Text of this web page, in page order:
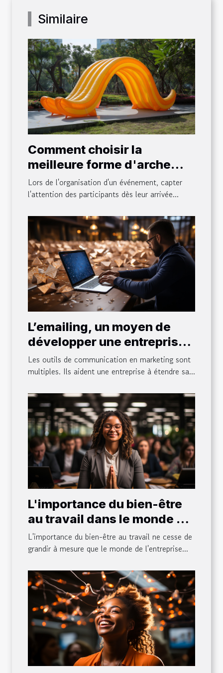
Similaire
Comment choisir la
meilleure forme d'arche
gonflable pour votre
événement
Lors de l'organisation d'un événement, capter
l'attention des participants dès leur arrivée...
L’emailing, un moyen de
développer une entreprise :
ce qu’il faut en comprendre,
ses avantages et astuces
Les outils de communication en marketing sont
multiples. Ils aident une entreprise à étendre sa...
L'importance du bien-être
au travail dans le monde de
l'entreprise
L'importance du bien-être au travail ne cesse de
grandir à mesure que le monde de l'entreprise...